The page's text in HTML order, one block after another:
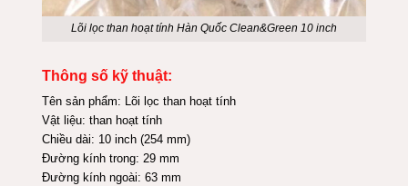
Lõi lọc than hoạt tính Hàn Quốc Clean&Green 10 inch
Thông số kỹ thuật:
Tên sản phẩm: Lõi lọc than hoạt tính
Vật liệu: than hoạt tính
Chiều dài: 10 inch (254 mm)
Đường kính trong: 29 mm
Đường kính ngoài: 63 mm